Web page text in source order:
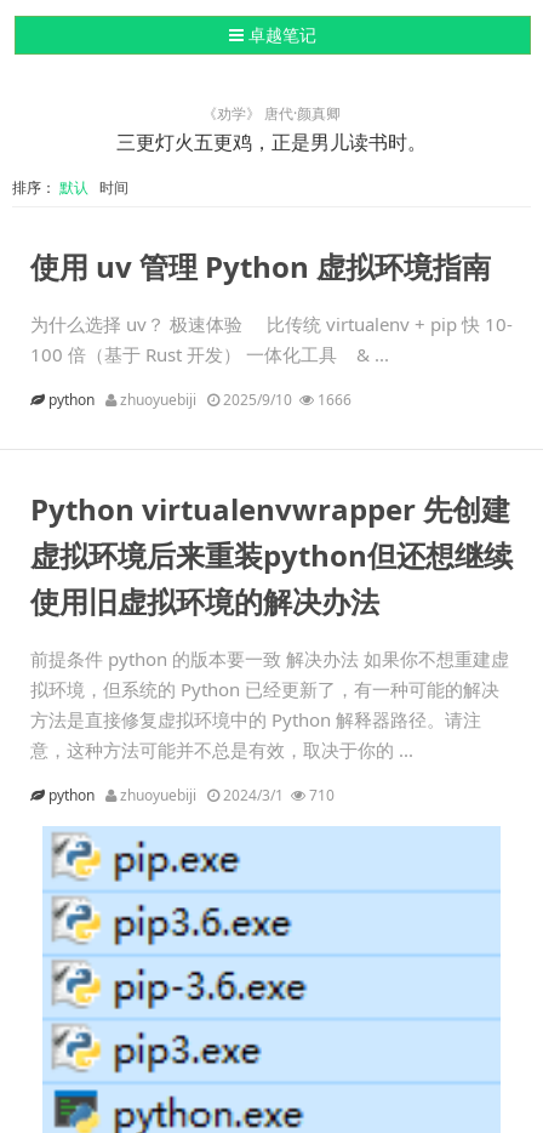
导航切换
卓越笔记
《劝学》 唐代·颜真卿
三更灯火五更鸡，正是男儿读书时。
排序： 默认 时间
使用 uv 管理 Python 虚拟环境指南
为什么选择 uv？ 极速体验 比传统 virtualenv + pip 快 10-
100 倍（基于 Rust 开发） 一体化工具 & ...
python zhuoyuebiji 2025/9/10 1666
Python virtualenvwrapper 先创建
虚拟环境后来重装python但还想继续
使用旧虚拟环境的解决办法
前提条件 python 的版本要一致 解决办法 如果你不想重建虚
拟环境，但系统的 Python 已经更新了，有一种可能的解决
方法是直接修复虚拟环境中的 Python 解释器路径。请注
意，这种方法可能并不总是有效，取决于你的 ...
python zhuoyuebiji 2024/3/1 710